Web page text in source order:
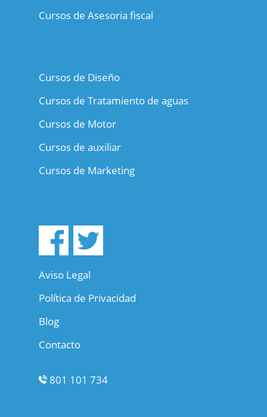
Cursos de Asesoria fiscal
Cursos de Diseño
Cursos de Tratamiento de aguas
Cursos de Motor
Cursos de auxiliar
Cursos de Marketing
Aviso Legal
Política de Privacidad
Blog
Contacto
801 101 734